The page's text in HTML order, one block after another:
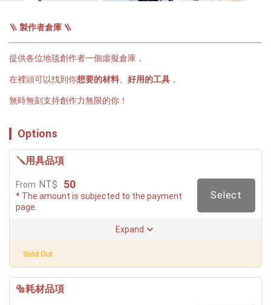
🪜 製作者倉庫 🪜
提供各位地毯創作者一個虛擬倉庫，
在裡頭可以找到你想要的材料 好用的工具 ，
無時無刻支持創作力無限的你！
Options
🪛用具品項
From NT$ 50
* The amount is subjected to the payment
page.
Select
Expand
Sold Out
🔩耗材品項